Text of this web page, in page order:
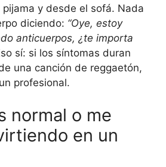
y desde el sofá. Nada
diciendo: “Oye, estoy
anticuerpos, ¿te importa
sí: si los síntomas duran
una canción de reggaetón,
profesional.
normal o me
en un